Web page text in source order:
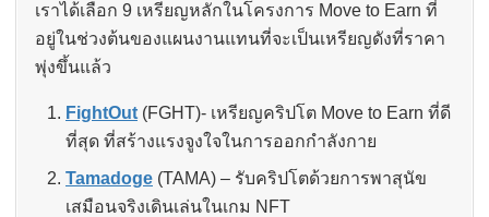
เราได้เลือก 9 เหรียญหลักในโครงการ Move to Earn ที่
อยู่ในช่วงต้นของแผนงานแทนที่จะเป็นเหรียญดังที่ราคา
พุ่งขึ้นแล้ว
FightOut (FGHT)- เหรียญคริปโต Move to Earn ที่ดี
ที่สุด ที่สร้างแรงจูงใจในการออกกำลังกาย
Tamadoge (TAMA) – รับคริปโตด้วยการพาสุนัข
เสมือนจริงเดินเล่นในเกม NFT